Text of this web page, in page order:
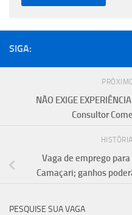
SIGA:
NÃO EXIGE
Consultor
Vaga de emprego
Camaçari; ganhos
PESQUISE SUA VAGA